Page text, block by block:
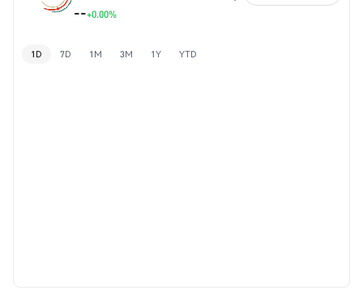
--+0.00%
1D 7D 1M 3M 1Y YTD